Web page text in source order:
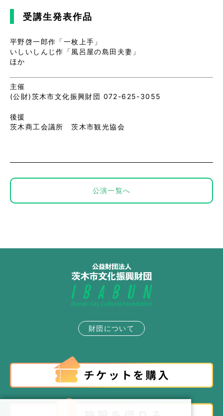
受講生発表作品
平野啓一郎作「一枚上手」
いしいしんじ作「風呂屋の島田夫妻」
ほか
主催
(公財)茨木市文化振興財団 072-625-3055
後援
茨木商工会議所 茨木市観光協会
公演一覧へ
財団について